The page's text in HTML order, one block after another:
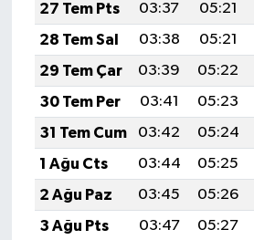
27 Tem Pts
03:37 05:21
28 Tem Sal
03:38 05:21
29 Tem Çar
03:39 05:22
30 Tem Per
03:41 05:23
31 Tem Cum
03:42 05:24
1 Ağu Cts
03:44 05:25
2 Ağu Paz
03:45 05:26
3 Ağu Pts
03:47 05:27